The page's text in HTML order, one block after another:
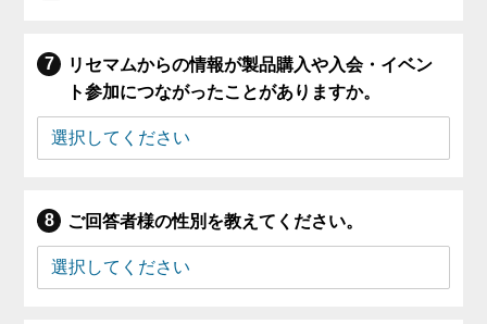
リセマムからの情報が製品購入や入会・イベン
ト参加につながったことがありますか。
ご回答者様の性別を教えてください。